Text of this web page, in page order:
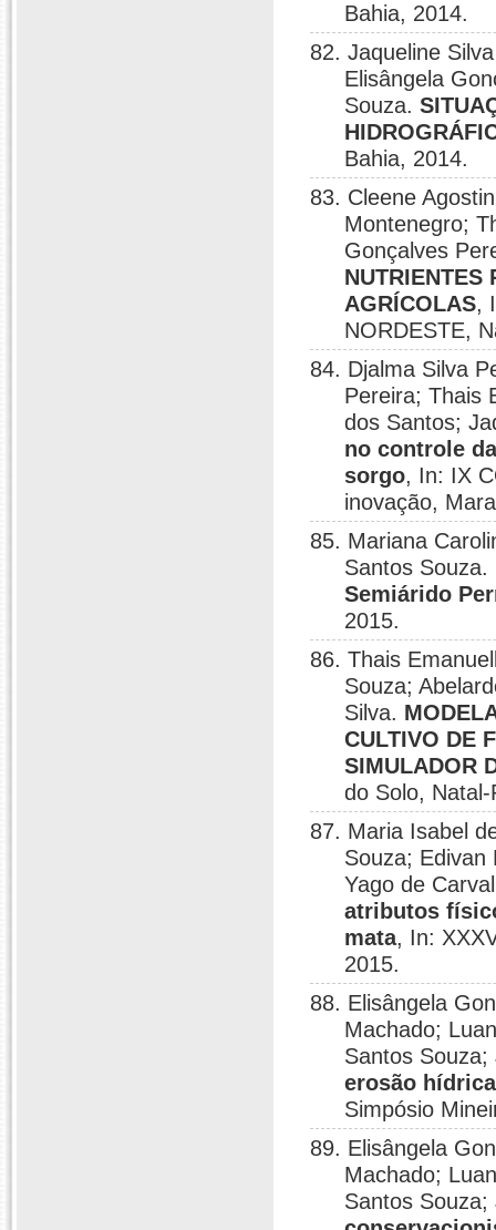
Bahia, 2014.
82. Jaqueline
Elisângela
Souza.
Bahia, 2014.
83. Cleene
Montenegro;
Gonçalves
NUTRIENTES
AGRÍCOLAS,
NORDESTE,
84. Djalma Silva
Pereira; Thais
dos Santos;
no controle
sorgo, In: IX
inovação,
85. Mariana
Santos Souza.
Semiárido
2015.
86. Thais
Souza;
Silva.
CULTIVO DE
SIMULADOR
do Solo,
87. Maria Isabel
Souza; Edivan
Yago de
atributos
mata, In:
2015.
88. Elisângela
Machado;
Santos
erosão
Simpósio
89. Elisângela
Machado;
Santos